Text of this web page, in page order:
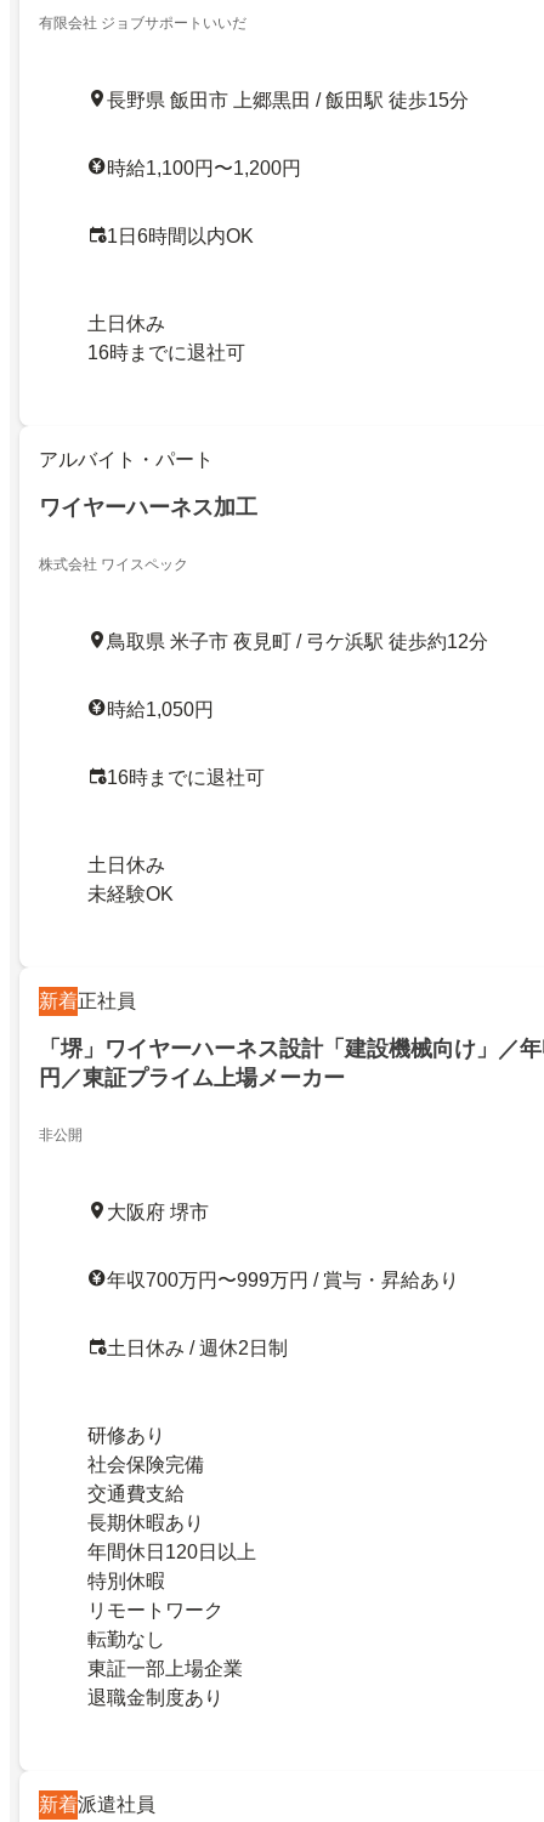
有限会社 ジョブサポートいいだ
長野県 飯田市 上郷黒田 / 飯田駅 徒歩15分
時給1,100円〜1,200円
1日6時間以内OK
土日休み
16時までに退社可
アルバイト・パート
ワイヤーハーネス加工
株式会社 ワイスペック
鳥取県 米子市 夜見町 / 弓ケ浜駅 徒歩約12分
時給1,050円
16時までに退社可
土日休み
未経験OK
新着正社員
「堺」ワイヤーハーネス設計「建設機械向け」／
円／東証プライム上場メーカー
非公開
大阪府 堺市
年収700万円〜999万円 / 賞与・昇給あり
土日休み / 週休2日制
研修あり
社会保険完備
交通費支給
長期休暇あり
年間休日120日以上
特別休暇
リモートワーク
転勤なし
東証一部上場企業
退職金制度あり
新着派遣社員